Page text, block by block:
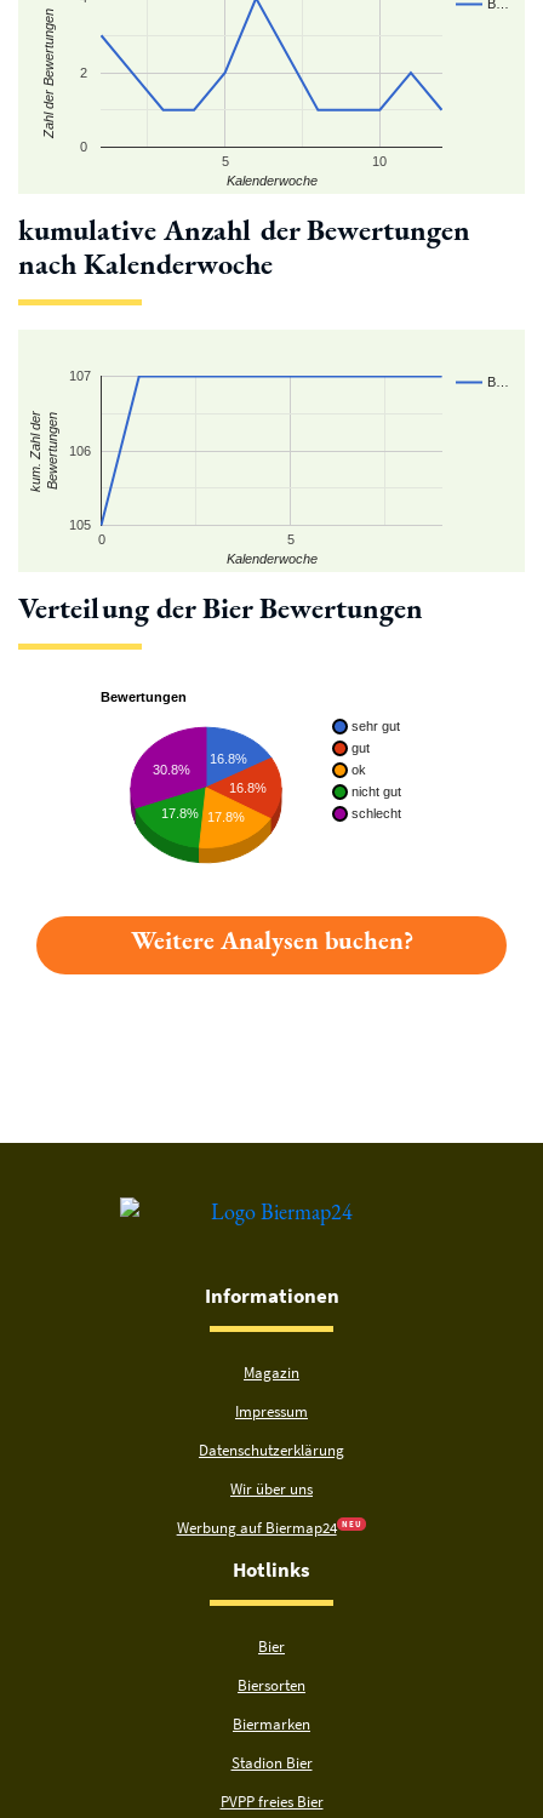
B…
5 10
0
2
Kalenderwoche
Zahl der Bewertungen
kumulative Anzahl der Bewertungen
nach Kalenderwoche
B…
0 5
105
106
107
Kalenderwoche
kum. Zahl derBewertungen
Verteilung der Bier Bewertungen
Bewertungen
sehr gut
gut
ok
nicht gut
schlecht
16.8%
16.8%
30.8%
17.8% 17.8%
Weitere Analysen buchen?
Informationen
Magazin
Impressum
Datenschutzerklärung
Wir über uns
Werbung auf Biermap24 N E U
Hotlinks
Bier
Biersorten
Biermarken
Stadion Bier
PVPP freies Bier